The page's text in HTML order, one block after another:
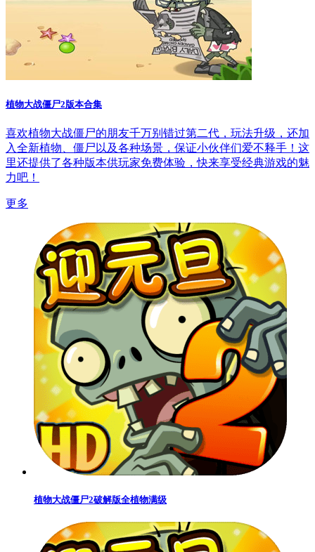
植物大战僵尸2版本合集
喜欢植物大战僵尸的朋友千万别错过第二代，玩法升级，还加
入全新植物、僵尸以及各种场景，保证小伙伴们爱不释手！这
里还提供了各种版本供玩家免费体验，快来享受经典游戏的魅
力吧！
更多
植物大战僵尸2破解版全植物满级